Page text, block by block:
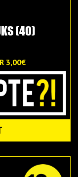
(40)
3,00€